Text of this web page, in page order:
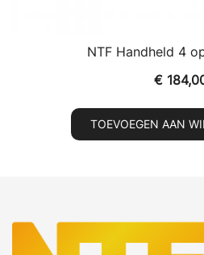
NTF Handheld 4
€
TOEVOEGEN AAN